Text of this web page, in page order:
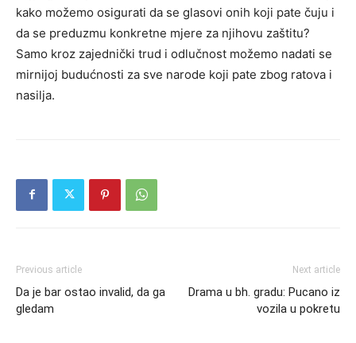
kako možemo osigurati da se glasovi onih koji pate čuju i
da se preduzmu konkretne mjere za njihovu zaštitu?
Samo kroz zajednički trud i odlučnost možemo nadati se
mirnijoj budućnosti za sve narode koji pate zbog ratova i
nasilja.
Previous article
Da je bar ostao invalid, da ga
gledam
Next article
Drama u bh. gradu: Pucano iz
vozila u pokretu